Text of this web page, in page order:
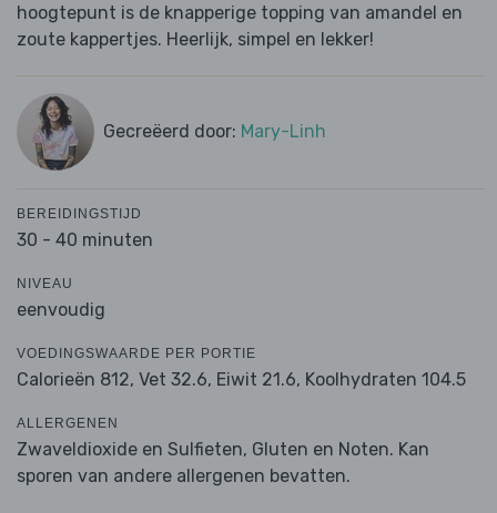
hoogtepunt is de knapperige topping van amandel en
zoute kappertjes. Heerlijk, simpel en lekker!
Gecreëerd door: Mary-Linh
BEREIDINGSTIJD
30 - 40 minuten
NIVEAU
eenvoudig
VOEDINGSWAARDE PER PORTIE
Calorieën 812, Vet 32.6, Eiwit 21.6, Koolhydraten 104.5
ALLERGENEN
Zwaveldioxide en Sulfieten, Gluten en Noten. Kan
sporen van andere allergenen bevatten.